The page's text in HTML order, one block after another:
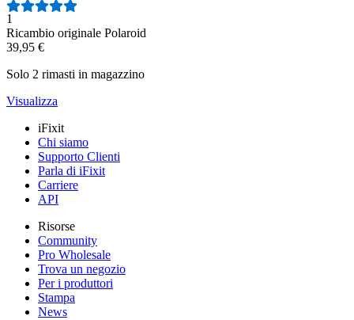
Numero di recensioni:
1
Ricambio originale Polaroid
39,95 €
Solo 2 rimasti in magazzino
Visualizza
iFixit
Chi siamo
Supporto Clienti
Parla di iFixit
Carriere
API
Risorse
Community
Pro Wholesale
Trova un negozio
Per i produttori
Stampa
News